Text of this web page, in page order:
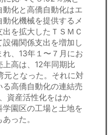
化と高僑自動化はエ
化機械を提供するメ
を拡大したＴＳＭＣ
備関係支出を増加し
、13年１〜７月にお
高は、12年同期比
元となった。それに対
高僑自動化の連結売
資産活性化をはか
園区の工場と土地を
った。